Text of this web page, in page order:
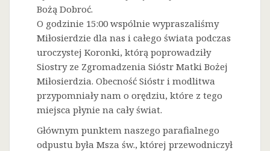
Bożą Dobroć.
O godzinie 15:00 wspólnie wypraszaliśmy
Miłosierdzie dla nas i całego świata podczas
uroczystej Koronki, którą poprowadziły
Siostry ze Zgromadzenia Sióstr Matki Bożej
Miłosierdzia. Obecność Sióstr i modlitwa
przypomniały nam o orędziu, które z tego
miejsca płynie na cały świat.
Głównym punktem naszego parafialnego
odpustu była Msza św., której przewodniczył